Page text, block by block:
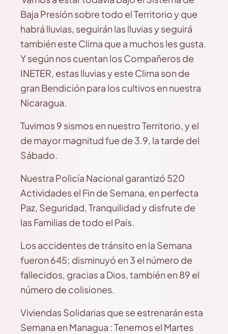
Baja Presión sobre todo el Territorio y que
habrá lluvias, seguirán las lluvias y seguirá
también este Clima que a muchos les gusta.
Y según nos cuentan los Compañeros de
INETER, estas lluvias y este Clima son de
gran Bendición para los cultivos en nuestra
Nicaragua.
Tuvimos 9 sismos en nuestro Territorio, y el
de mayor magnitud fue de 3.9, la tarde del
Sábado.
Nuestra Policía Nacional garantizó 520
Actividades el Fin de Semana, en perfecta
Paz, Seguridad, Tranquilidad y disfrute de
las Familias de todo el País.
Los accidentes de tránsito en la Semana
fueron 645; disminuyó en 3 el número de
fallecidos, gracias a Dios, también en 89 el
número de colisiones.
Viviendas Solidarias que se estrenarán esta
Semana en Managua : Tenemos el Martes